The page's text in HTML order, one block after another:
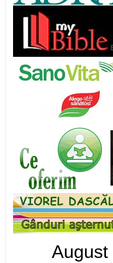
August